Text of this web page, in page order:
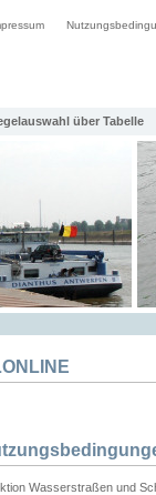
über Tabelle
Wasserstraßen und